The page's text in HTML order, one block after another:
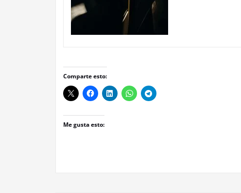
Comparte esto:
Me gusta esto: